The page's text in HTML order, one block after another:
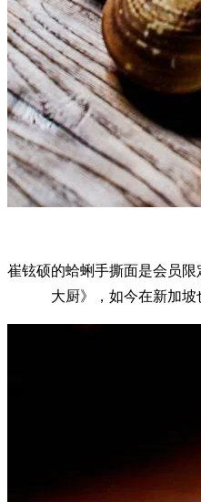
崔铉硕的蛤蜊手撕面是会员
大厨》，如今在新加坡